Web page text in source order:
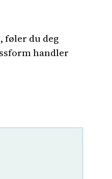
føler du deg
handler